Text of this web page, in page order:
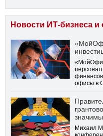
Новости ИТ-бизнеса и
офисы в
Михаил